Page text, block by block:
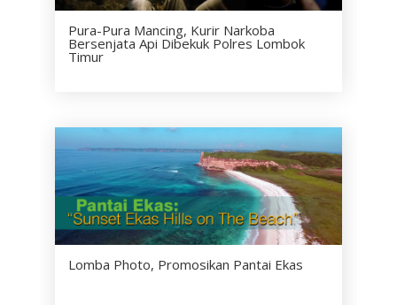
Pura-Pura Mancing, Kurir Narkoba
Bersenjata Api Dibekuk Polres Lombok
Timur
Lomba Photo, Promosikan Pantai Ekas